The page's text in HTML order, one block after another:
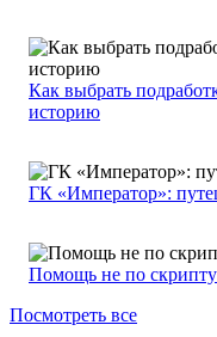
Как выбрать
историю
ГК «Император»:
Помощь не по
Посмотреть все